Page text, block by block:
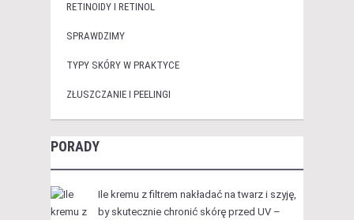
RETINOIDY I RETINOL
SPRAWDZIMY
TYPY SKÓRY W PRAKTYCE
ZŁUSZCZANIE I PEELINGI
PORADY
Ile kremu z filtrem nakładać na twarz i szyję,
by skutecznie chronić skórę przed UV –